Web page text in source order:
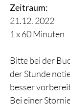
Zeitraum:
21.12. 2022
1 x 60 Minuten
Bitte bei der
der Stunde
besser
Bei einer